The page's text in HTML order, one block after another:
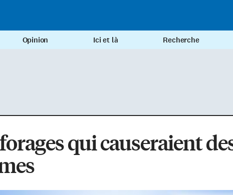
Opinion Ici et là Recherche
qui causeraient